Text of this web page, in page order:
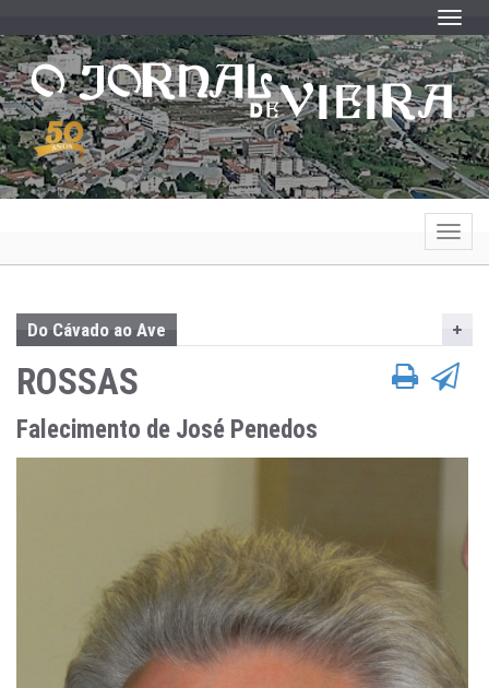
Do Cávado ao Ave
ROSSAS
Falecimento de José Penedos